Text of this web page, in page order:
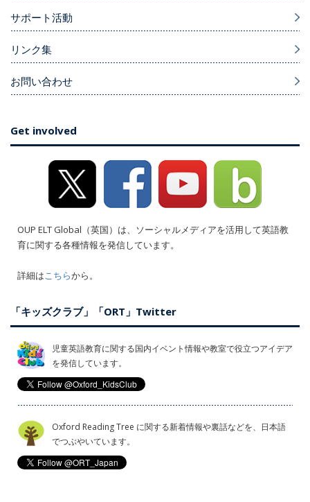
サポート活動
リンク集
お問い合わせ
Get involved
OUP ELT Global（英国）は、ソーシャルメディアを活用して英語教
育に関する各種情報を発信しています。
詳細はこちらから。
「キッズクラブ」「ORT」Twitter
児童英語教育に関する国内イベント情報や教室で役立つアイデア
を発信しています。
Oxford Reading Tree に関する新着情報や裏話などを、日本語
でつぶやいています。